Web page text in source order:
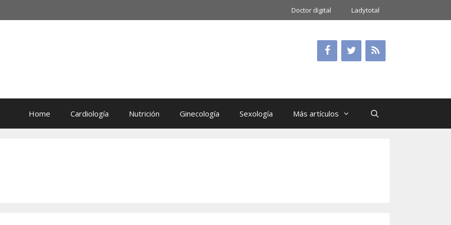
Doctor digital Ladytotal
Home Cardiología Nutrición Ginecología Sexología Más artículos